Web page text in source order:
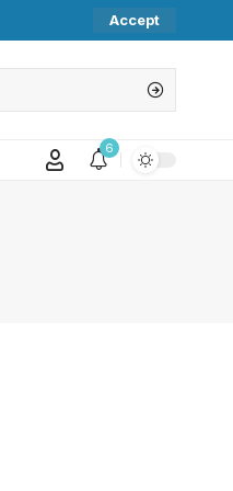
Accept
6